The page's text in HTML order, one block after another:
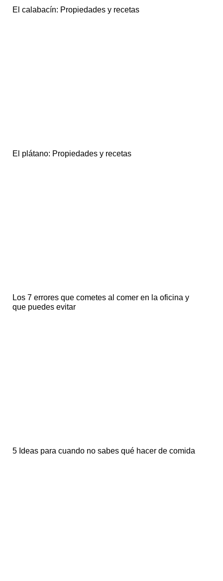
El calabacín: Propiedades y recetas
El plátano: Propiedades y recetas
Los 7 errores que cometes al comer en la oficina y
que puedes evitar
5 Ideas para cuando no sabes qué hacer de comida